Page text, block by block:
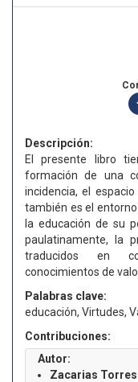
Descripción:
El presente libro
formación de una
incidencia, el
también es el
la educación de su
paulatinamente, la
traducidos en
conocimientos de
Palabras clave:
educación, Virtudes,
Contribuciones:
Autor:
Zacarias